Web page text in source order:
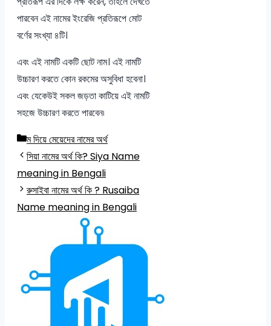
পারবেন এই নামের ইংরেজি প্রতিরূপে মোট
বর্ণের সংখ্যা ৪টি।
এবং এই নামটি একটি ছোট নাম। এই নামটি
উচ্চারণ করতে কোন রকমের অসুবিধা হবেনা।
এবং যেকেউই সকল জড়তা কাটিয়ে এই নামটি
সহজে উচ্চারণ করতে পারবেন৷
Categories
ম দিয়ে মেয়েদের নামের অর্থ
সিয়া নামের অর্থ কি? Siya Name
meaning in Bengali
রুসাইবা নামের অর্থ কি ? Rusaiba
Name meaning in Bengali